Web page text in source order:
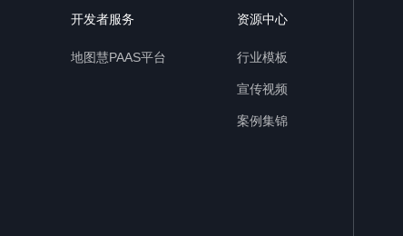
开发者服务
地图慧PAAS平台
资源中心
行业模板
宣传视频
案例集锦